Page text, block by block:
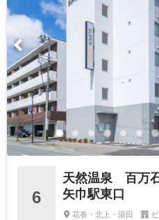
6
天然温泉 百万
矢巾駅東口
花巻・北上・湯田